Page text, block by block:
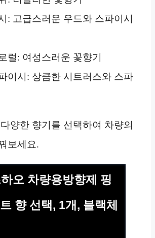
: 고급스러운 우드와 스파이시
럴: 여성스러운 꽃향기
이시: 상큼한 시트러스와 스파
양한 향기를 선택하여 차량의
보세요.
오 차량용방향제 핑
향 선택, 1개, 블랙체